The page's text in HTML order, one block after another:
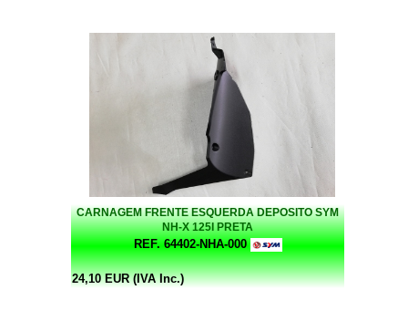
CARNAGEM FRENTE ESQUERDA DEPOSITO SYM
NH-X 125I PRETA
REF. 64402-NHA-000
24,10 EUR (IVA Inc.)